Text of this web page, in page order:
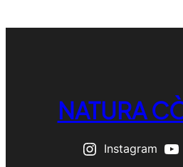
NATURA
Instagram